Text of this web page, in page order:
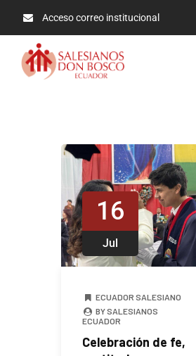
Acceso correo institucional
16
Jul
ECUADOR SALESIANO
BY SALESIANOS
ECUADOR
Celebración de fe,